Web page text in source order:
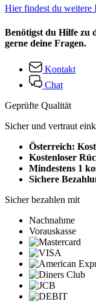
Hier findest du weitere
Benötigst du Hilfe zu
gerne deine Fragen.
Kontakt
Chat
Geprüfte Qualität
Sicher und vertraut
Österreich:
Kostenloser
Mindestens 1
Sichere
Sicher bezahlen mit
Nachnahme
Vorauskasse